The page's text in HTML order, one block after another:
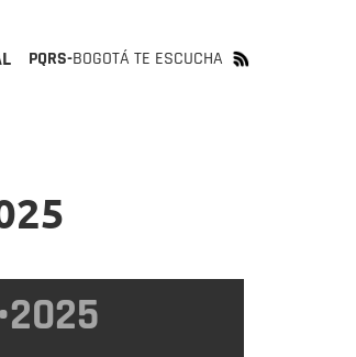
PQRS-BOGOTÁ TE ESCUCHA